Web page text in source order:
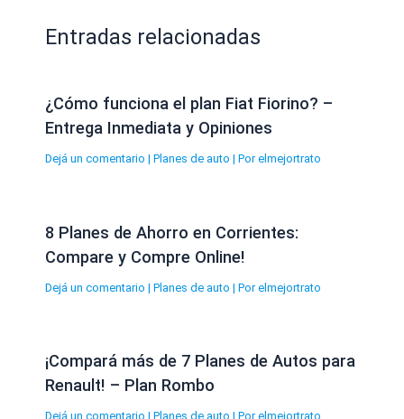
Entradas relacionadas
¿Cómo funciona el plan Fiat Fiorino? –
Entrega Inmediata y Opiniones
Dejá un comentario | Planes de auto | Por elmejortrato
8 Planes de Ahorro en Corrientes:
Compare y Compre Online!
Dejá un comentario | Planes de auto | Por elmejortrato
¡Compará más de 7 Planes de Autos para
Renault! – Plan Rombo
Dejá un comentario | Planes de auto | Por elmejortrato